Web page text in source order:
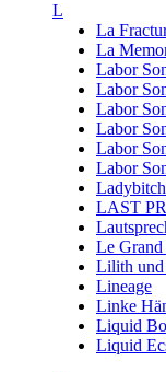
L
La
La
Labor
Labor
Labor
Labor
Labor
Labor
Ladybitch
LAST
Le
Lilith und
Lineage
Linke
Liquid
Liquid